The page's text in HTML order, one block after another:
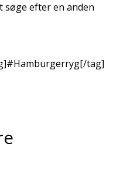
søge efter en anden
tag]